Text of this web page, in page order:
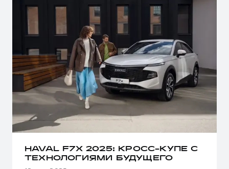
HAVAL F7X 2025: КРОСС-КУПЕ С
ТЕХНОЛОГИЯМИ БУДУЩЕГО